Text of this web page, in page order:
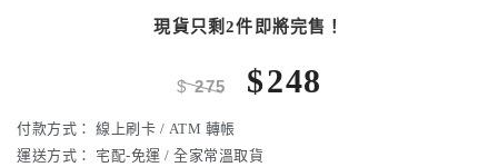
現貨只剩2件即將完售！
$275 $248
付款方式： 線上刷卡 / ATM 轉帳
運送方式：
宅配-免運 / 全家常溫取貨